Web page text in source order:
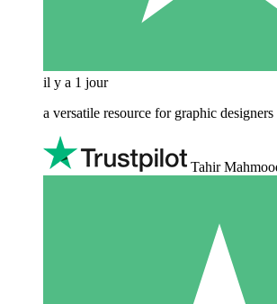
il y a 1 jour
a versatile resource for graphic designers
Tahir